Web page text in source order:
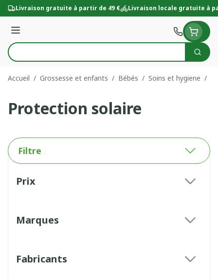
Aller au contenu
Livraison gratuite à partir de 49 € Livraison locale gratuite à
Menu
Rechercher
Accueil / Grossesse et enfants / Bébés / Soins et hygiene /
Protection solaire
Filtre
Prix
Marques
Fabricants